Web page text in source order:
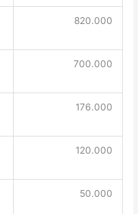
820.000
700.000
176.000
120.000
50.000